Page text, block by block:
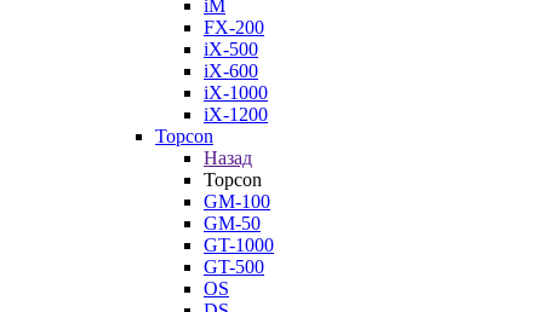
iM
FX-200
iX-500
iX-600
iX-1000
iX-1200
Topcon
Назад
Topcon
GM-100
GM-50
GT-1000
GT-500
OS